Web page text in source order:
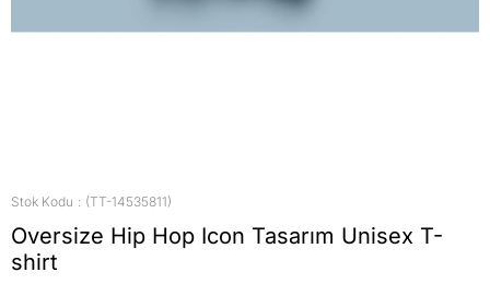
Stok Kodu (TT-14535811)
Oversize Hip Hop Icon Tasarım Unisex T-
shirt